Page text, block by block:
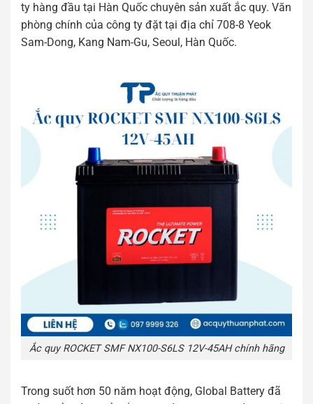
ty hàng đầu tại Hàn Quốc chuyên sản xuất ắc quy. Văn
phòng chính của công ty đặt tại địa chỉ 708-8 Yeok
Sam-Dong, Kang Nam-Gu, Seoul, Hàn Quốc.
Ắc quy ROCKET SMF NX100-S6LS 12V-45AH chính hãng
Trong suốt hơn 50 năm hoạt động, Global Battery đã